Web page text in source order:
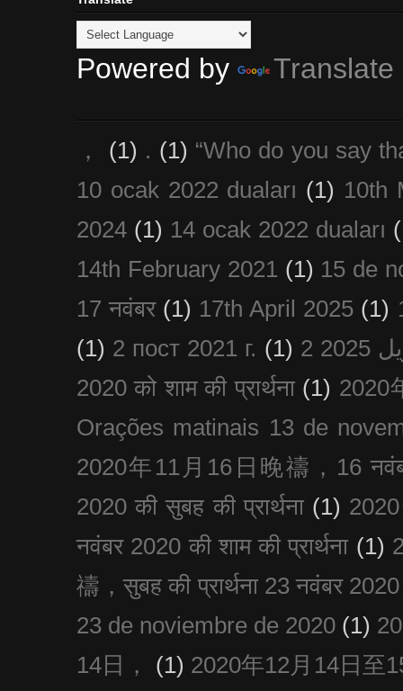
Powered by Translate
， (1) . (1) “Who do you say
10 ocak 2022 duaları (1) 10th
2024 (1) 14 ocak 2022 duaları
14th February 2021 (1) 15 de
17 नवंबर (1) 17th April 2025 (1)
(1) 2 пост 2021 г. (1)
2020 को शाम की प्रार्थना (1) 2020
Orações matinais 13 de
2020年11月16日晚禱，16
2020 की सुबह की प्रार्थना (1)
नवंबर 2020 की शाम की प्रार्थना (1)
禱，सुबह की प्रार्थना 23 नवंबर 2020
23 de noviembre de 2020 (1)
14日，
(1) 2020年12月14日至